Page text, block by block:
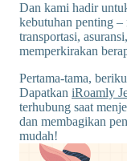
Dan kami hadir
kebutuhan penting –
transportasi,
memperkirakan
Pertama-tama,
Dapatkan iRoamly
terhubung saat
dan membagikan
mudah!